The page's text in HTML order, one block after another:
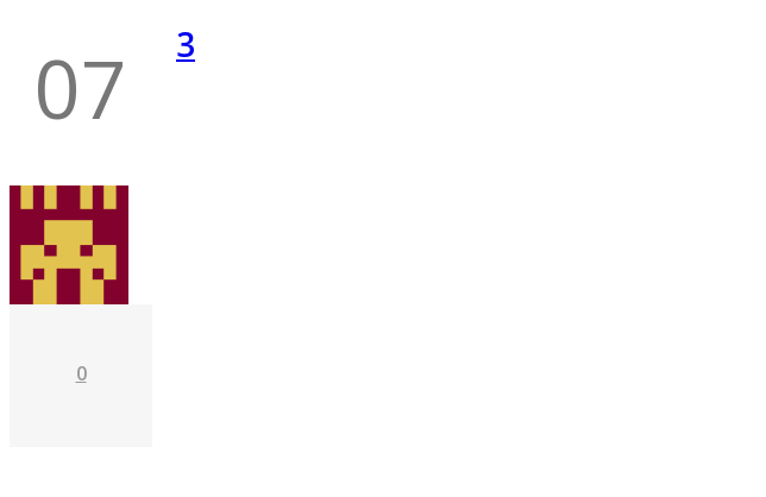
07
0
3